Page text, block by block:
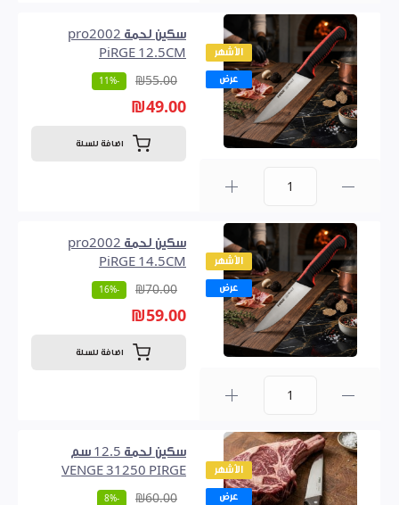
الأشهر
عرض
سكين لحمة pro2002
PiRGE 12.5CM
₪55.00
-11%
₪49.00
اضافة للسلة
الأشهر
عرض
سكين لحمة pro2002
PiRGE 14.5CM
₪70.00
-16%
₪59.00
اضافة للسلة
الأشهر
عرض
سكين لحمة 12.5 سم
VENGE 31250 PIRGE
₪60.00
-8%